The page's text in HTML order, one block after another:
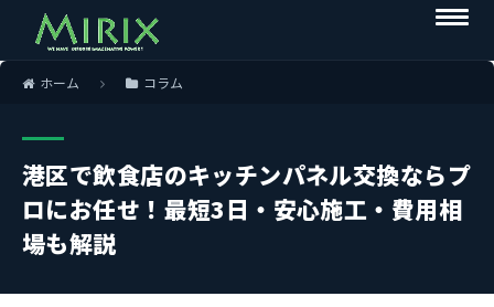
ホーム コラム
港区で飲食店のキッチンパネル交換ならプ
ロにお任せ！最短3日・安心施工・費用相
場も解説